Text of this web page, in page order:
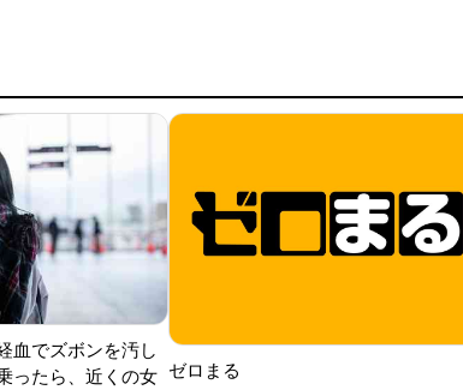
血でズボンを汚し
ったら、近くの女 ゼロまる